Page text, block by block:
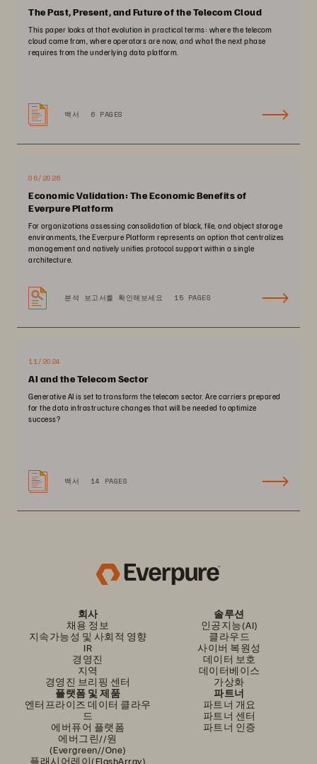
The Past, Present, and Future of the Telecom Cloud
This paper looks at that evolution in practical terms: where the telecom
cloud came from, where operators are now, and what the next phase
requires from the underlying data platform.
백서 6 PAGES
06/2026
Economic Validation: The Economic Benefits of
Everpure Platform
For organizations assessing consolidation of block, file, and object storage
environments, the Everpure Platform represents an option that centralizes
management and natively unifies protocol support within a single
architecture.
분석 보고서를 확인해보세요 15 PAGES
11/2024
AI and the Telecom Sector
Generative AI is set to transform the telecom sector. Are carriers prepared
for the data infrastructure changes that will be needed to optimize
success?
백서 14 PAGES
회사
채용 정보
지속가능성 및 사회적 영향
IR
경영진
지역
경영진 브리핑 센터
솔루션
인공지능(AI)
클라우드
사이버 복원성
데이터 보호
데이터베이스
가상화
플랫폼 및 제품
엔터프라이즈 데이터 클라우
드
에버퓨어 플랫폼
에버그린//원
(Evergreen//One)
플래시어레이(FlashArray)
파트너
파트너 개요
파트너 센터
파트너 인증